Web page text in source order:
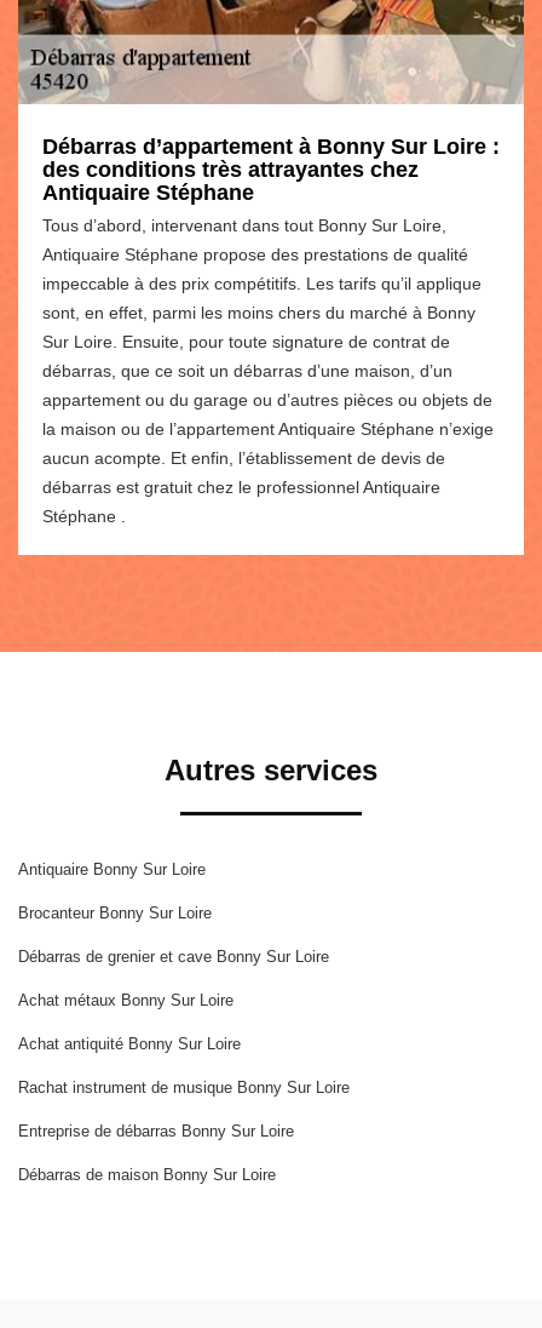
Débarras d’appartement à Bonny Sur Loire :
des conditions très attrayantes chez
Antiquaire Stéphane
Tous d’abord, intervenant dans tout Bonny Sur Loire,
Antiquaire Stéphane propose des prestations de qualité
impeccable à des prix compétitifs. Les tarifs qu’il applique
sont, en effet, parmi les moins chers du marché à Bonny
Sur Loire. Ensuite, pour toute signature de contrat de
débarras, que ce soit un débarras d’une maison, d’un
appartement ou du garage ou d’autres pièces ou objets de
la maison ou de l’appartement Antiquaire Stéphane n’exige
aucun acompte. Et enfin, l’établissement de devis de
débarras est gratuit chez le professionnel Antiquaire
Stéphane .
Autres services
Antiquaire Bonny Sur Loire
Brocanteur Bonny Sur Loire
Débarras de grenier et cave Bonny Sur Loire
Achat métaux Bonny Sur Loire
Achat antiquité Bonny Sur Loire
Rachat instrument de musique Bonny Sur Loire
Entreprise de débarras Bonny Sur Loire
Débarras de maison Bonny Sur Loire